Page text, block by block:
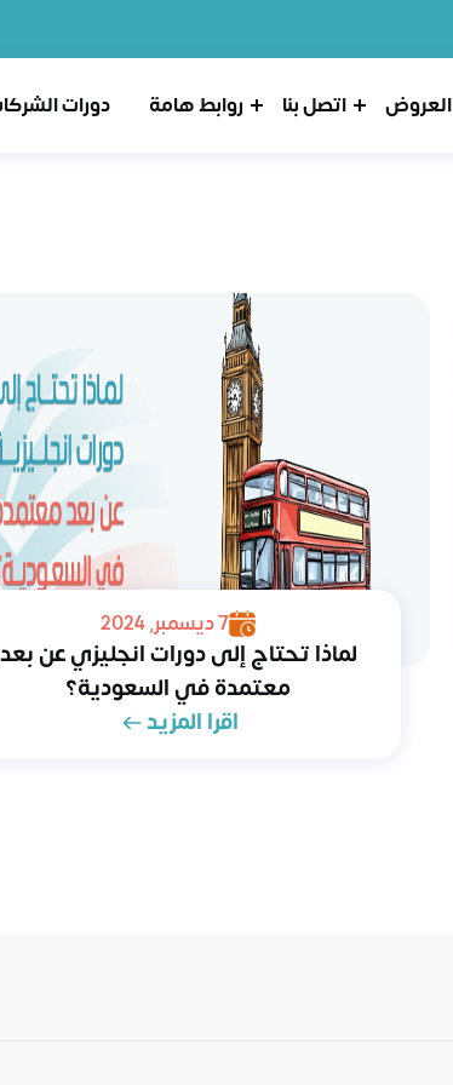
العروض اتصل بنا روابط هامة دورات
7 ديسمبر, 2024
لماذا تحتاج إلى دورات انجليزي عن بعد
معتمدة في السعودية؟
اقرا المزيد